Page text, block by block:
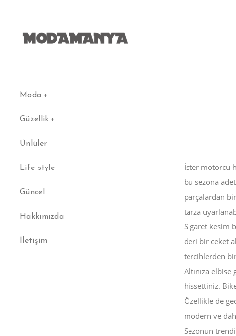
Moda
Güzellik
Ünlüler
Life style
Güncel
Hakkımızda
İletişim
İster motorcu
bu sezona
parçalardan
tarza
Sigaret kesim
deri bir ceket
tercihlerden
Altınıza
hissettiniz.
Özellikle de
modern ve
Sezonun